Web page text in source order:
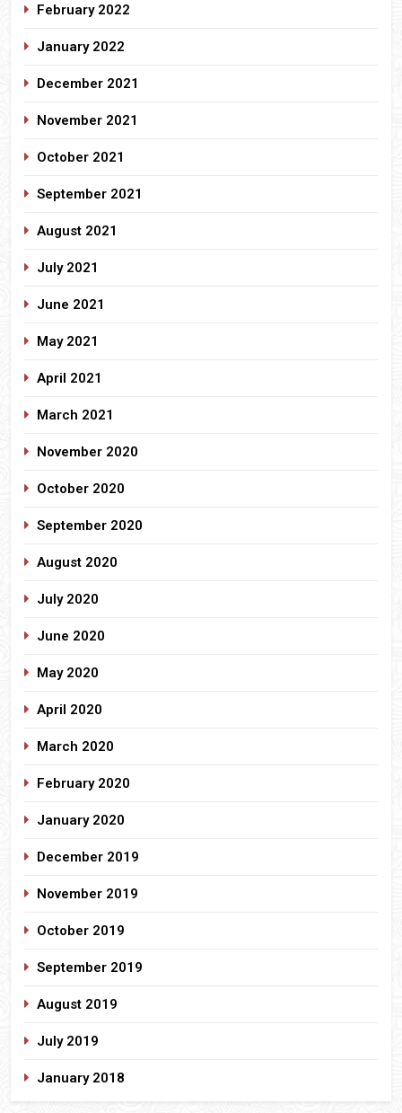
February 2022
January 2022
December 2021
November 2021
October 2021
September 2021
August 2021
July 2021
June 2021
May 2021
April 2021
March 2021
November 2020
October 2020
September 2020
August 2020
July 2020
June 2020
May 2020
April 2020
March 2020
February 2020
January 2020
December 2019
November 2019
October 2019
September 2019
August 2019
July 2019
January 2018